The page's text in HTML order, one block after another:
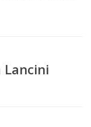
Lancini